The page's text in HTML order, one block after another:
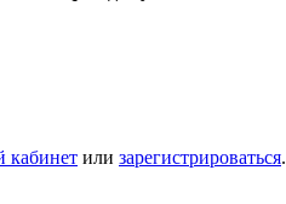
кабинет или зарегистрироваться.